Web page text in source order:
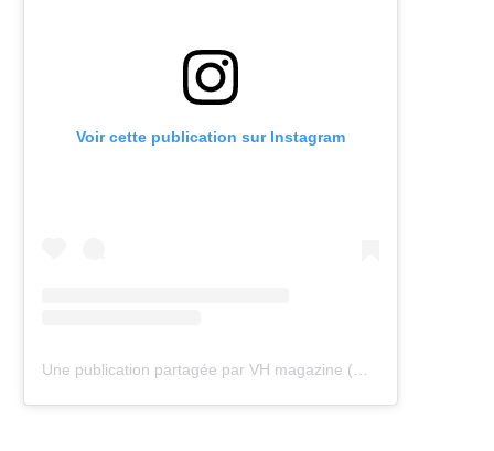
Voir cette publication sur Instagram